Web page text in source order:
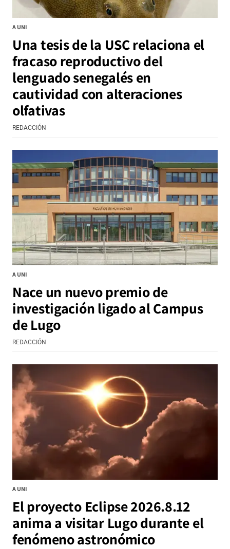
A UNI
Una tesis de la USC relaciona el
fracaso reproductivo del
lenguado senegalés en
cautividad con alteraciones
olfativas
REDACCIÓN
A UNI
Nace un nuevo premio de
investigación ligado al Campus
de Lugo
REDACCIÓN
A UNI
El proyecto Eclipse 2026.8.12
anima a visitar Lugo durante el
fenómeno astronómico